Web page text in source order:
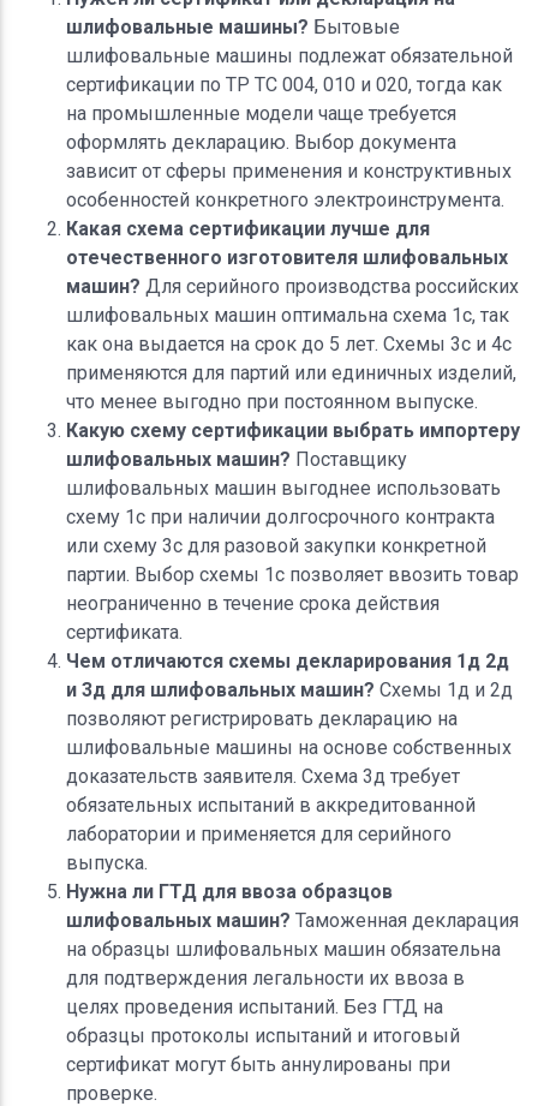
шлифовальные машины? Бытовые
шлифовальные машины подлежат обязательной
сертификации по ТР ТС 004, 010 и 020, тогда как
на промышленные модели чаще требуется
оформлять декларацию. Выбор документа
зависит от сферы применения и конструктивных
особенностей конкретного электроинструмента.
Какая схема сертификации лучше для
отечественного изготовителя шлифовальных
машин? Для серийного производства российских
шлифовальных машин оптимальна схема 1с, так
как она выдается на срок до 5 лет. Схемы 3с и 4с
применяются для партий или единичных изделий,
что менее выгодно при постоянном выпуске.
Какую схему сертификации выбрать импортеру
шлифовальных машин? Поставщику
шлифовальных машин выгоднее использовать
схему 1с при наличии долгосрочного контракта
или схему 3с для разовой закупки конкретной
партии. Выбор схемы 1с позволяет ввозить товар
неограниченно в течение срока действия
сертификата.
Чем отличаются схемы декларирования 1д 2д
и 3д для шлифовальных машин? Схемы 1д и 2д
позволяют регистрировать декларацию на
шлифовальные машины на основе собственных
доказательств заявителя. Схема 3д требует
обязательных испытаний в аккредитованной
лаборатории и применяется для серийного
выпуска.
Нужна ли ГТД для ввоза образцов
шлифовальных машин? Таможенная декларация
на образцы шлифовальных машин обязательна
для подтверждения легальности их ввоза в
целях проведения испытаний. Без ГТД на
образцы протоколы испытаний и итоговый
сертификат могут быть аннулированы при
проверке.